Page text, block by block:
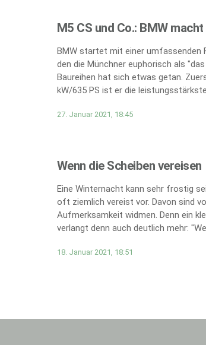
M5 CS und Co.: BMW
BMW startet mit einer umfassenden
den die Münchner euphorisch als
Baureihen hat sich etwas getan.
kW/635 PS ist er die
27. Januar 2021, 18:45
Wenn die Scheiben vereisen
Eine Winternacht kann sehr frostig
oft ziemlich vereist vor. Davon sind
Aufmerksamkeit widmen. Denn ein
verlangt denn auch deutlich mehr:
18. Januar 2021, 18:51